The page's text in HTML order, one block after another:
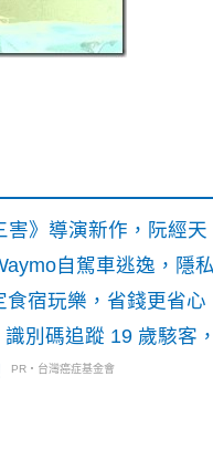
害》導演新作，阮經
自駕車逃逸，隱
宿玩樂，省錢更省心
別碼追蹤 19 歲駭客
PR・台灣癌症基金會